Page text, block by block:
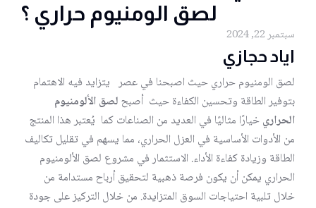
لصق الومنيوم حراري ؟
سبتمبر 22, 2024
اياد حجازي
لصق الومنيوم حراري حيث اصبحنا في عصر يتزايد فيه الاهتمام
بتوفير الطاقة وتحسين الكفاءة حيث أصبحلصق الألومنيوم
الحراريخيارًا مثاليًا في العديد من الصناعات كما يُعتبر هذا المنتج
من الأدوات الأساسية في العزل الحراري، مما يسهم في تقليل تكاليف
الطاقة وزيادة كفاءة الأداء. الاستثمار في مشروع لصق الألومنيوم
الحراري يمكن أن يكون فرصة ذهبية لتحقيق أرباح مستدامة من
خلال تلبية احتياجات السوق المتزايدة. من خلال التركيز على جودة